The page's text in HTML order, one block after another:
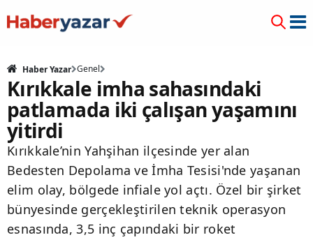
Haber Yazar Genel
Kırıkkale imha sahasındaki
patlamada iki çalışan yaşamını
yitirdi
Kırıkkale’nin Yahşihan ilçesinde yer alan
Bedesten Depolama ve İmha Tesisi'nde yaşanan
elim olay, bölgede infiale yol açtı. Özel bir şirket
bünyesinde gerçekleştirilen teknik operasyon
esnasında, 3,5 inç çapındaki bir roket